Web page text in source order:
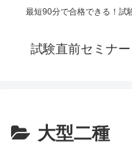
最短90分で合格できる！試
試験直前セミナ
大型二種